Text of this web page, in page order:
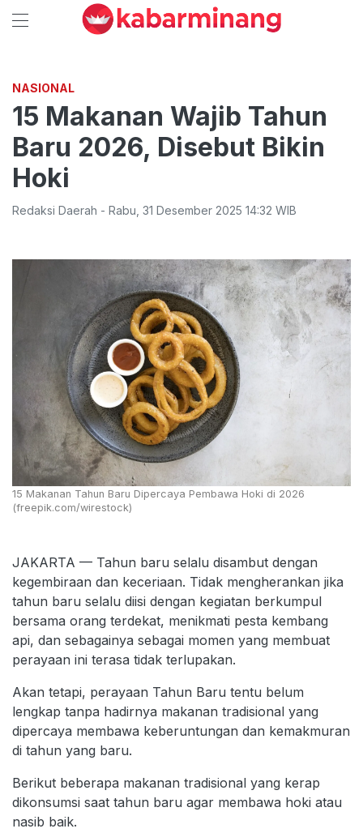
NASIONAL
15 Makanan Wajib Tahun
Baru 2026, Disebut Bikin
Hoki
Redaksi Daerah - Rabu 31 Desember 2025 14:32 WIB
15 Makanan Tahun Baru Dipercaya Pembawa Hoki di 2026
(freepik.com/wirestock)
JAKARTA — Tahun baru selalu disambut dengan
kegembiraan dan keceriaan. Tidak mengherankan jika
tahun baru selalu diisi dengan kegiatan berkumpul
bersama orang terdekat, menikmati pesta kembang
api, dan sebagainya sebagai momen yang membuat
perayaan ini terasa tidak terlupakan.
Akan tetapi, perayaan Tahun Baru tentu belum
lengkap tanpa hadirnya makanan tradisional yang
dipercaya membawa keberuntungan dan kemakmuran
di tahun yang baru.
Berikut beberapa makanan tradisional yang kerap
dikonsumsi saat tahun baru agar membawa hoki atau
nasib baik.